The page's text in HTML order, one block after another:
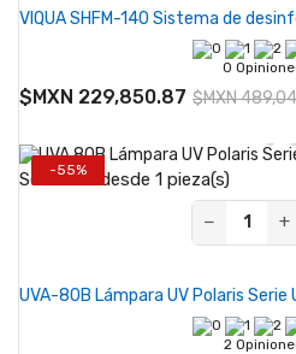
VIQUA SHFM-140 Sistema de
0
$MXN 229,850.87 $MXN
-55%
Se vende desde 1 pieza(s)
−
+
UVA-80B Lámpara UV Polaris Serie
2